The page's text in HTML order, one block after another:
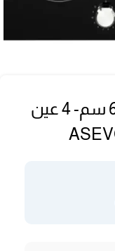
سطح بلت ان كهرباء البا 60 سم- 4 عين